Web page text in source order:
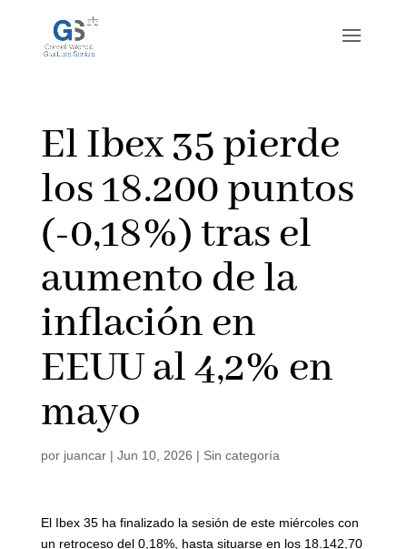
El Ibex 35 pierde
los 18.200 puntos
(-0,18%) tras el
aumento de la
inflación en
EEUU al 4,2% en
mayo
por juancar| Jun 10, 2026 | Sin categoría
El Ibex 35 ha finalizado la sesión de este miércoles con
un retroceso del 0,18%, hasta situarse en los 18.142,70